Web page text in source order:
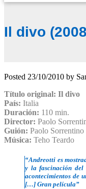
Il divo
Posted 23/10/2010 by
Título original: Il divo
País: Italia
Duración: 110 min.
Director: Paolo
Guión: Paolo Sorrentino
Música: Teho Teardo
“Andreotti es
y la fascinación
acontecimientos de
[…] Gran película”